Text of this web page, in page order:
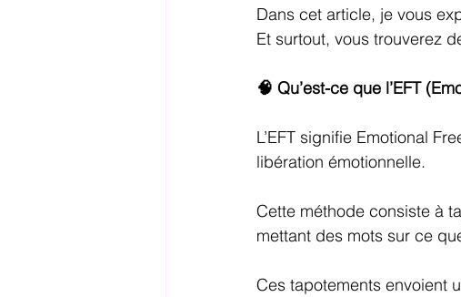
Dans cet article, je vous
Et surtout, vous trouverez
🧠 Qu’est-ce que l’EFT
L’EFT signifie Emotional
libération émotionnelle.
Cette méthode consiste à
mettant des mots sur ce
Ces tapotements envoient